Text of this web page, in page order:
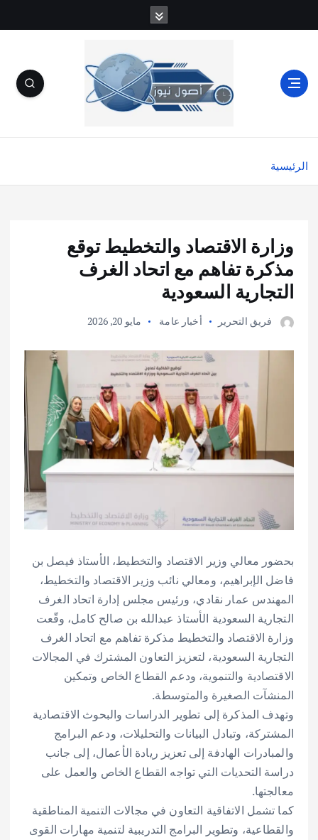
ل
الرئيسية
وزارة الاقتصاد والتخطيط توقع
مذكرة تفاهم مع اتحاد الغرف
التجارية السعودية
فريق التحرير أخبار عامة مايو 20, 2026
بحضور معالي وزير الاقتصاد والتخطيط، الأستاذ فيصل بن
فاضل الإبراهيم، ومعالي نائب وزير الاقتصاد والتخطيط،
المهندس عمار نقادي، ورئيس مجلس إدارة اتحاد الغرف
التجارية السعودية الأستاذ عبدالله بن صالح كامل، وقّعت
وزارة الاقتصاد والتخطيط مذكرة تفاهم مع اتحاد الغرف
التجارية السعودية، لتعزيز التعاون المشترك في المجالات
الاقتصادية والتنموية، ودعم القطاع الخاص وتمكين
المنشآت الصغيرة والمتوسطة.
وتهدف المذكرة إلى تطوير الدراسات والبحوث الاقتصادية
المشتركة، وتبادل البيانات والتحليلات، ودعم البرامج
والمبادرات الهادفة إلى تعزيز ريادة الأعمال، إلى جانب
دراسة التحديات التي تواجه القطاع الخاص والعمل على
معالجتها.
كما تشمل الاتفاقية التعاون في مجالات التنمية المناطقية
والقطاعية، وتطوير البرامج التدريبية لتنمية مهارات القوى